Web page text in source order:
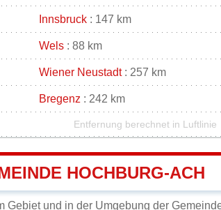
Innsbruck : 147 km
Wels : 88 km
Wiener Neustadt: 257 km
Bregenz : 242 km
Entfernung berechnet in Luftlinie
HOCHBURG-ACH
Gebiet und in der Umgebung der